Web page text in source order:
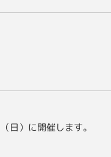
日）に開催します。